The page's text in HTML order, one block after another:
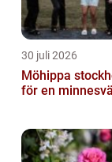
30 juli 2026
Möhippa stockholm
för en